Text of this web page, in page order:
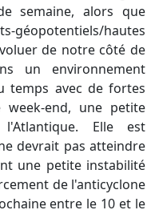
semaine, alors que
hautes
de notre côté de
un environnement
temps avec de fortes
end, une petite
Elle est
devrait pas atteindre
une petite instabilité
de l'anticyclone
entre le 10 et le